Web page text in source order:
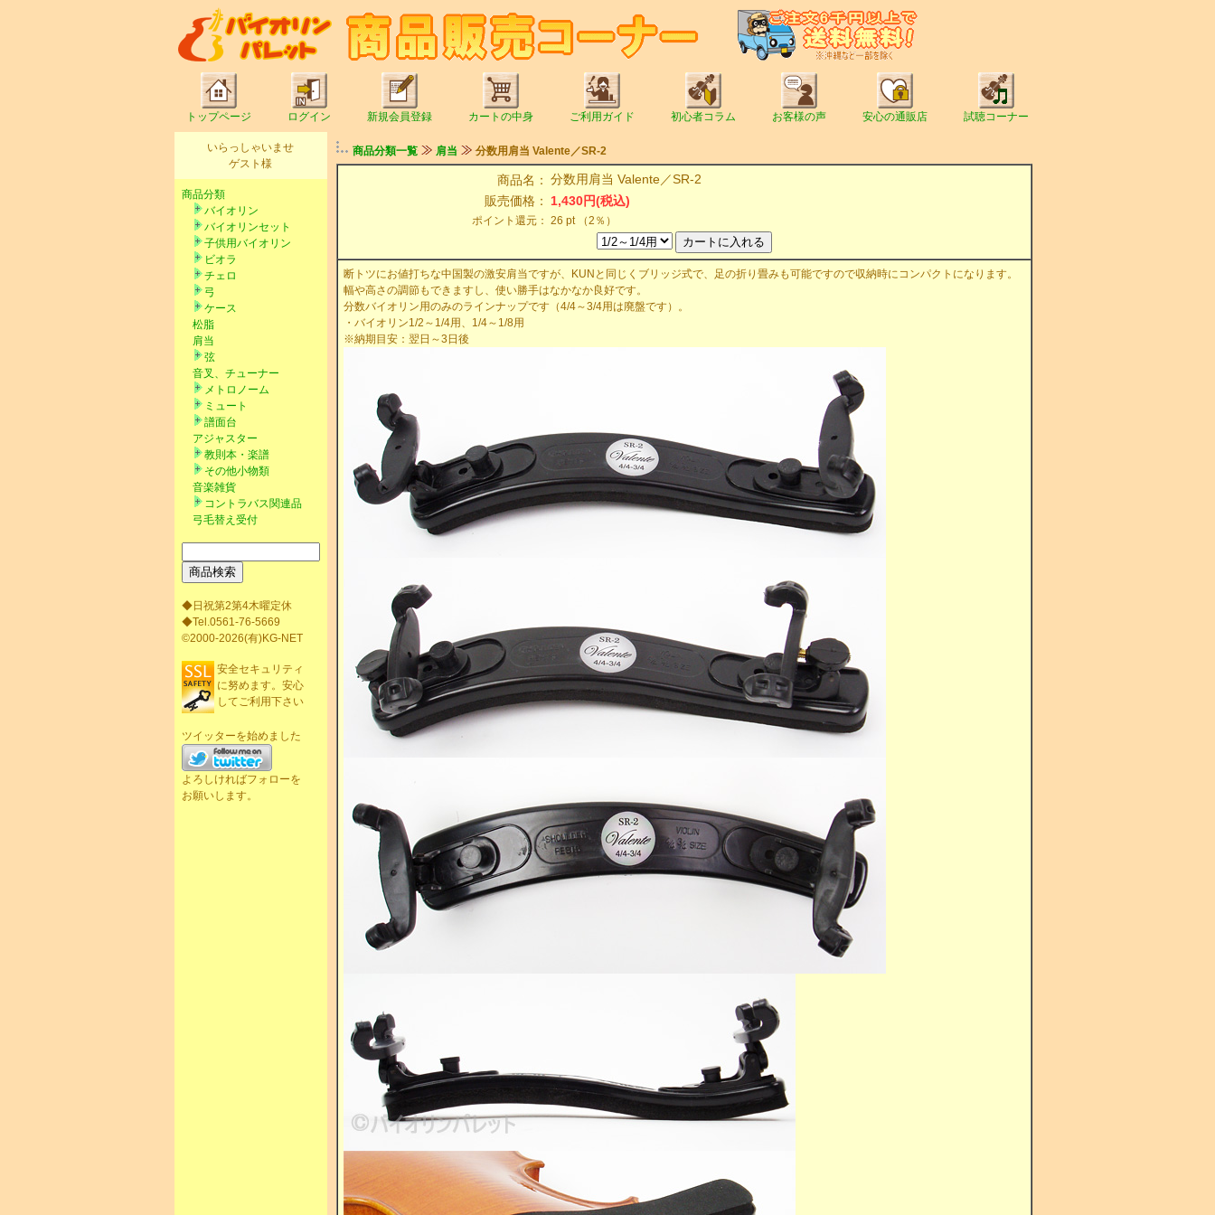
トップページ ログイン 新規会員登録 カートの中身 ご利用ガイド 初心者コラム お客様の声 安心の通販店 試聴コーナー
いらっしゃいませ
ゲスト様
商品分類
バイオリン
バイオリンセット
子供用バイオリン
ビオラ
チェロ
弓
ケース
松脂
肩当
弦
音叉、チューナー
メトロノーム
ミュート
譜面台
アジャスター
教則本・楽譜
その他小物類
音楽雑貨
コントラバス関連品
弓毛替え受付
◆日祝第2第4木曜定休
◆Tel.0561-76-5669
©2000-2026(有)KG-NET
安全セキュリティ
に努めます。安心
してご利用下さい
ツイッターを始めました
よろしければフォローを
お願いします。
商品分類一覧 肩当 分数用肩当 Valente／SR-2
商品名： 分数用肩当 Valente／SR-2
販売価格：
1,430円(税込)
ポイント還元： 26 pt （2％）
断トツにお値打ちな中国製の激安肩当ですが、KUNと同じくブリッジ式で、足の折り畳みも可能ですので収納時にコンパクトになります。
幅や高さの調節もできますし、使い勝手はなかなか良好です。
分数バイオリン用のみのラインナップです（4/4～3/4用は廃盤です）。
・バイオリン1/2～1/4用、1/4～1/8用
※納期目安：翌日～3日後